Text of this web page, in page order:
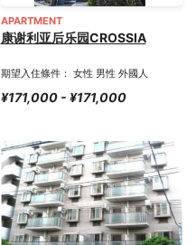
APARTMENT
康谢利亚后乐园CROSSIA
期望入住條件： 女性 男性 外國人
¥171,000 - ¥171,000